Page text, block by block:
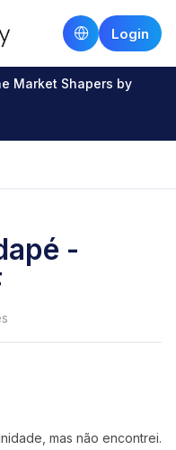
Login
Market Shapers by
-
mas não encontrei.